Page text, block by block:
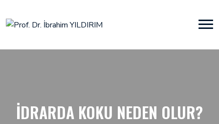
İDRARDA KOKU NEDEN OLUR?